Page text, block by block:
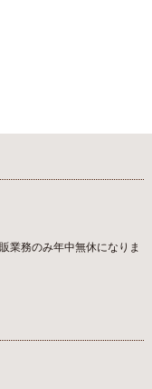
業務のみ年中無休になりま